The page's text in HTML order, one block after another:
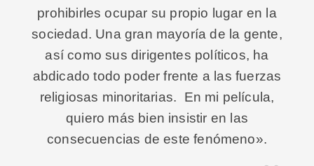
prohibirles ocupar su propio lugar en la
sociedad. Una gran mayoría de la gente,
así como sus dirigentes políticos, ha
abdicado todo poder frente a las fuerzas
religiosas minoritarias. En mi película,
quiero más bien insistir en las
consecuencias de este fenómeno».